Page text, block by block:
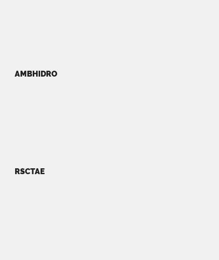
AMBHIDRO
RSCTAE